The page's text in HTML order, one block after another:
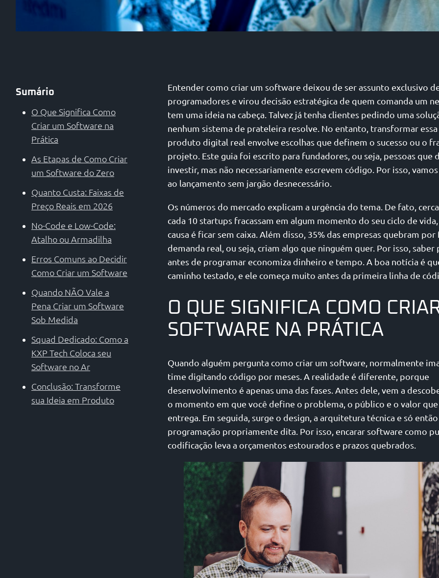
Sumário
O Que Significa Como
Criar um Software na
Prática
As Etapas de Como Criar
um Software do Zero
Quanto Custa: Faixas de
Preço Reais em 2026
No-Code e Low-Code:
Atalho ou Armadilha
Erros Comuns ao Decidir
Como Criar um Software
Quando NÃO Vale a
Pena Criar um Software
Sob Medida
Squad Dedicado: Como a
KXP Tech Coloca seu
Software no Ar
Conclusão: Transforme
sua Ideia em Produto
Entender como criar um software deixou de ser assunto exclusivo
programadores e virou decisão estratégica de quem comanda um
tem uma ideia na cabeça. Talvez já tenha clientes pedindo uma
nenhum sistema de prateleira resolve. No entanto, transformar
produto digital real envolve escolhas que definem o sucesso ou o
projeto. Este guia foi escrito para fundadores, ou seja, pessoas que
investir, mas não necessariamente escrevem código. Por isso,
ao lançamento sem jargão desnecessário.
Os números do mercado explicam a urgência do tema. De fato,
cada 10 startups fracassam em algum momento do seu ciclo de
causa é ficar sem caixa. Além disso, 35% das empresas quebram
demanda real, ou seja, criam algo que ninguém quer. Por isso, saber
antes de programar economiza dinheiro e tempo. A boa notícia é
caminho testado, e ele começa muito antes da primeira linha de
O QUE SIGNIFICA COMO
SOFTWARE NA PRÁTICA
Quando alguém pergunta como criar um software, normalmente
time digitando código por meses. A realidade é diferente, porque
desenvolvimento é apenas uma das fases. Antes dele, vem a
o momento em que você define o problema, o público e o valor
entrega. Em seguida, surge o design, a arquitetura técnica e só
programação propriamente dita. Por isso, encarar software como
codificação leva a orçamentos estourados e prazos quebrados.